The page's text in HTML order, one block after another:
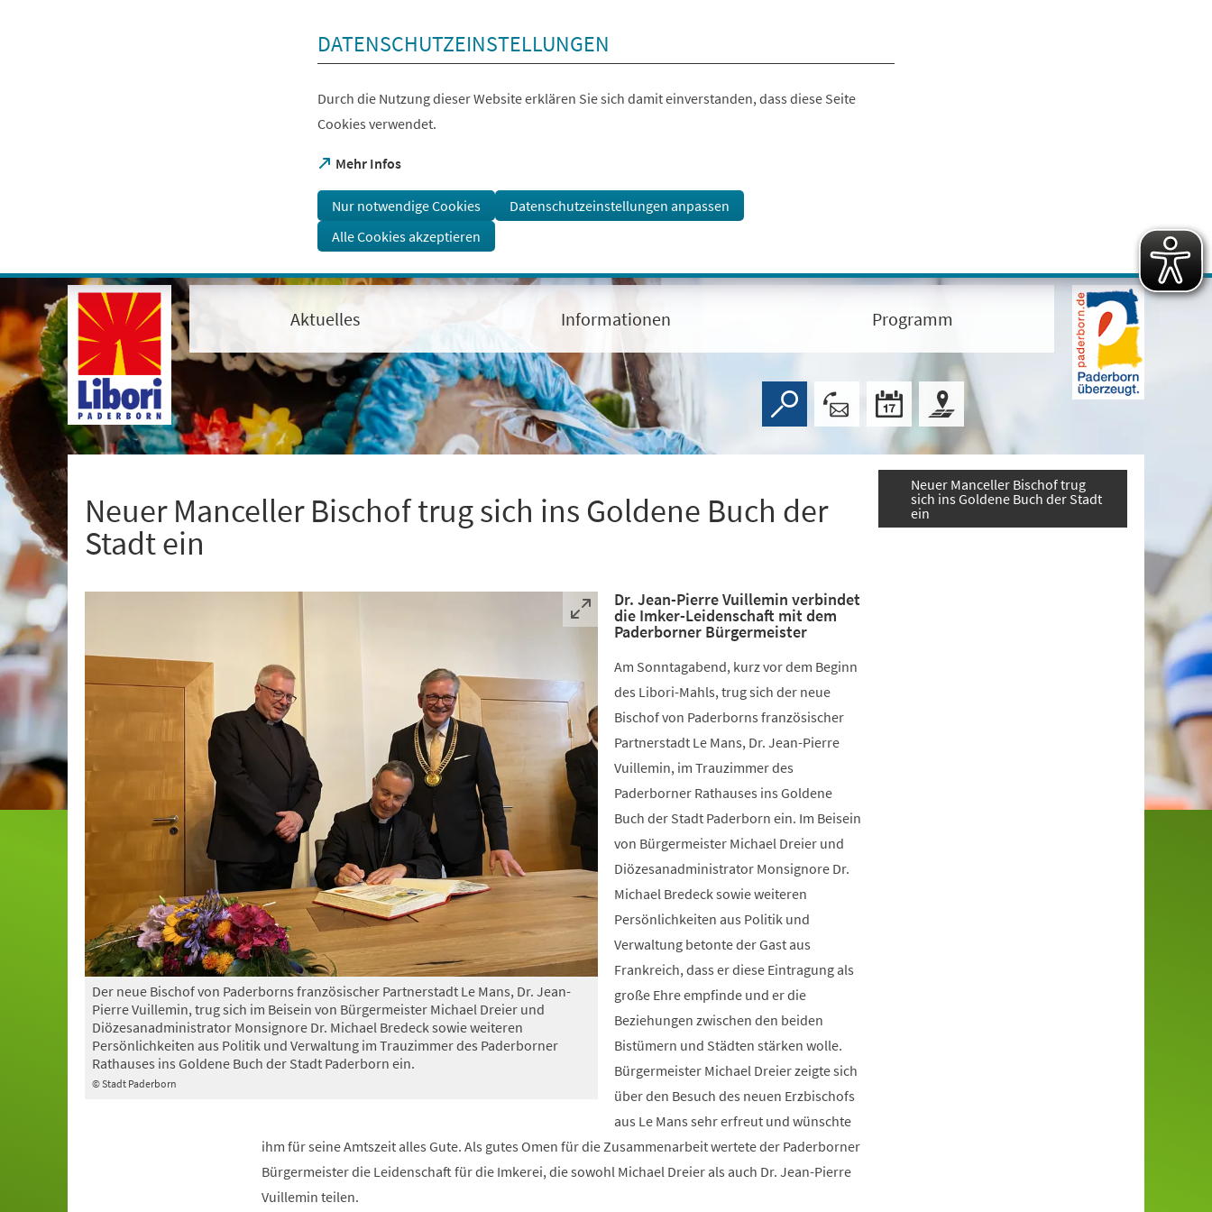
Assistenzsoftware
öffnen.
Mit
der
Tastatur
erreichbar
über
ALT
+
1
DATENSCHUTZEINSTELLUNGEN
Durch die Nutzung dieser Website erklären Sie sich damit einverstanden, dass diese Seite
Cookies verwendet.
Mehr Infos
(Öffnet
einem
neuen
Tab)
Nur notwendige Cookies
Datenschutzeinstellungen anpassen
Alle Cookies akzeptieren
Aktuelles Informationen Programm
Neuer Manceller Bischof trug sich ins Goldene Buch der
Stadt ein
© Stadt Paderborn
Der neue Bischof von Paderborns französischer Partnerstadt Le Mans, Dr. Jean-
Pierre Vuillemin, trug sich im Beisein von Bürgermeister Michael Dreier und
Diözesanadministrator Monsignore Dr. Michael Bredeck sowie weiteren
Persönlichkeiten aus Politik und Verwaltung im Trauzimmer des Paderborner
Rathauses ins Goldene Buch der Stadt Paderborn ein.
Dr. Jean-Pierre Vuillemin verbindet
die Imker-Leidenschaft mit dem
Paderborner Bürgermeister
Am Sonntagabend, kurz vor dem Beginn
des Libori-Mahls, trug sich der neue
Bischof von Paderborns französischer
Partnerstadt Le Mans, Dr. Jean-Pierre
Vuillemin, im Trauzimmer des
Paderborner Rathauses ins Goldene
Buch der Stadt Paderborn ein. Im Beisein
von Bürgermeister Michael Dreier und
Diözesanadministrator Monsignore Dr.
Michael Bredeck sowie weiteren
Persönlichkeiten aus Politik und
Verwaltung betonte der Gast aus
Frankreich, dass er diese Eintragung als
große Ehre empfinde und er die
Beziehungen zwischen den beiden
Bistümern und Städten stärken wolle.
Bürgermeister Michael Dreier zeigte sich
über den Besuch des neuen Erzbischofs
aus Le Mans sehr erfreut und wünschte
ihm für seine Amtszeit alles Gute. Als gutes Omen für die Zusammenarbeit wertete der Paderborner
Bürgermeister die Leidenschaft für die Imkerei, die sowohl Michael Dreier als auch Dr. Jean-Pierre
Vuillemin teilen.
Neuer Manceller Bischof trug
sich ins Goldene Buch der Stadt
ein